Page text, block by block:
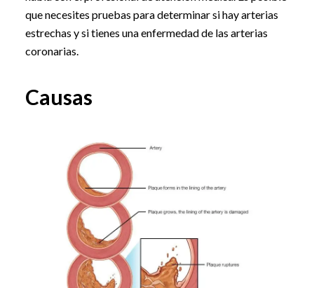
que necesites pruebas para determinar si hay arterias
estrechas y si tienes una enfermedad de las arterias
coronarias.
Causas